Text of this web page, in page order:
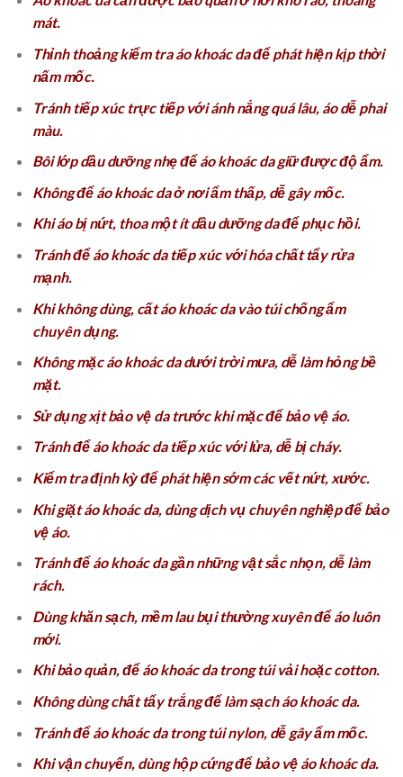
mát.
Thỉnh thoảng kiểm tra áo khoác da để phát hiện kịp thời
nấm mốc.
Tránh tiếp xúc trực tiếp với ánh nắng quá lâu, áo dễ phai
màu.
Bôi lớp dầu dưỡng nhẹ để áo khoác da giữ được độ ẩm.
Không để áo khoác da ở nơi ẩm thấp, dễ gây mốc.
Khi áo bị nứt, thoa một ít dầu dưỡng da để phục hồi.
Tránh để áo khoác da tiếp xúc với hóa chất tẩy rửa
mạnh.
Khi không dùng, cất áo khoác da vào túi chống ẩm
chuyên dụng.
Không mặc áo khoác da dưới trời mưa, dễ làm hỏng bề
mặt.
Sử dụng xịt bảo vệ da trước khi mặc để bảo vệ áo.
Tránh để áo khoác da tiếp xúc với lửa, dễ bị cháy.
Kiểm tra định kỳ để phát hiện sớm các vết nứt, xước.
Khi giặt áo khoác da, dùng dịch vụ chuyên nghiệp để bảo
vệ áo.
Tránh để áo khoác da gần những vật sắc nhọn, dễ làm
rách.
Dùng khăn sạch, mềm lau bụi thường xuyên để áo luôn
mới.
Khi bảo quản, để áo khoác da trong túi vải hoặc cotton.
Không dùng chất tẩy trắng để làm sạch áo khoác da.
Tránh để áo khoác da trong túi nylon, dễ gây ẩm mốc.
Khi vận chuyển, dùng hộp cứng để bảo vệ áo khoác da.